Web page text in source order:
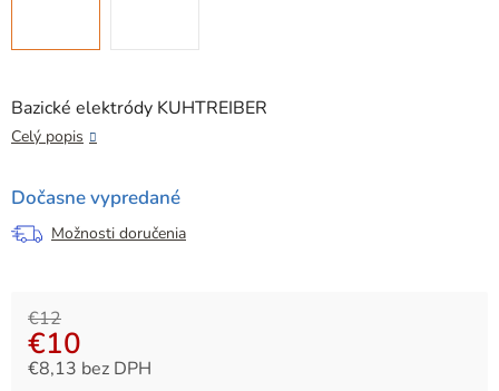
Bazické elektródy KUHTREIBER
Celý popis
Dočasne vypredané
Možnosti doručenia
€12
€10
€8,13 bez DPH